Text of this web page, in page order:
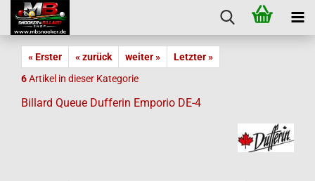
« Erster « zurück weiter »
Letzter »
6Artikel in dieser Kategorie
Billard Queue Dufferin Emporio DE-4